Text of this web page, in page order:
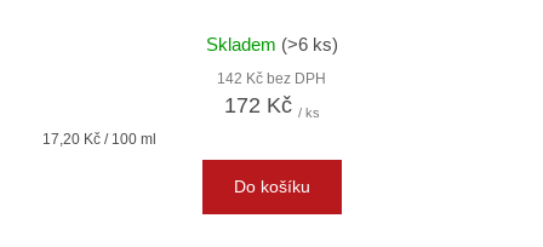
Skladem (>6 ks)
142 Kč bez DPH
172 Kč / ks
Měrná
17,20 Kč / 100 ml
Do košíku